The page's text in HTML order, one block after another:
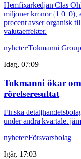
Hemfixarkedjan Clas
miljoner kronor (1 010),
procent avser organisk
valutaeffekter.
nyheter/Tokmanni Group
Idag, 07:09
Tokmanni ökar
rörelseresultat
Finska
under andra kvartalet
nyheter/Försvarsbolag
Igår, 17:03